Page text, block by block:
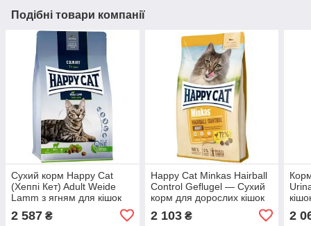
Подібні товари компанії
Сухий корм Happy Cat
(Хеппі Кет) Adult Weide
Lamm з ягням для кішок
2 587 ₴
Happy Cat Minkas Hairball
Control Geflugel — Сухий
корм для дорослих кішок
для виведення шерсті, 10
кг
2 103₴ 2